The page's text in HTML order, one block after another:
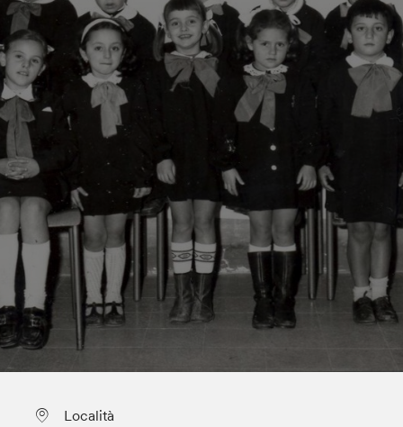
Località